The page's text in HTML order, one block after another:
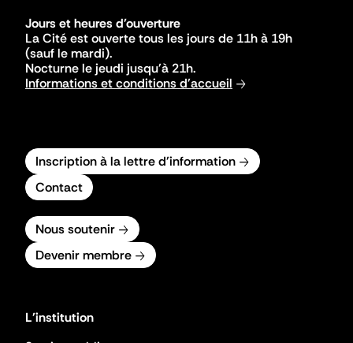
Jours et heures d'ouverture
La Cité est ouverte tous les jours de 11h à 19h
(sauf le mardi).
Nocturne le jeudi jusqu'à 21h.
Informations et conditions d'accueil
Inscription à la lettre d'information
Contact
Nous soutenir
Devenir membre
L'institution